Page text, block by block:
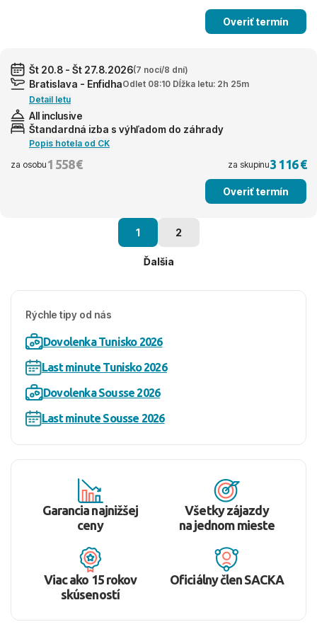
Overiť termín
Št 20.8 - Št 27.8.2026(7 nocí/8 dní)
Bratislava - EnfidhaOdlet 08:10 Dĺžka letu: 2h 25m
Detail letu
All inclusive
Štandardná izba s výhľadom do záhrady
Popis hotela od CK
za osobu 1 558 € za skupinu3 116 €
Overiť termín
1 2
Ďalšia
Rýchle tipy od nás
Dovolenka Tunisko 2026
Last minute Tunisko 2026
Dovolenka Sousse 2026
Last minute Sousse 2026
Garancia najnižšej
ceny
Všetky zájazdy
na jednom mieste
Viac ako 15 rokov
skúseností
Oficiálny člen SACKA